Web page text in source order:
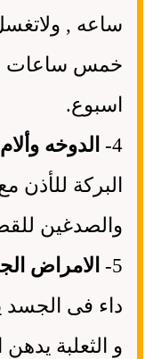
ساعه ,
خمس ساعات و
اسبوع.
4-
الدوخه
البركة
والصدغين
5-
الامراض
داء فى الجسد
و الثعلبة